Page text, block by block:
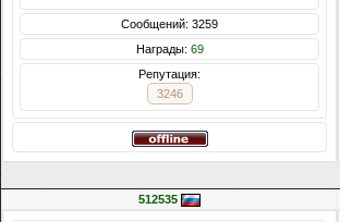
Сообщений: 3259
Награды: 69
Репутация:
3246
512535